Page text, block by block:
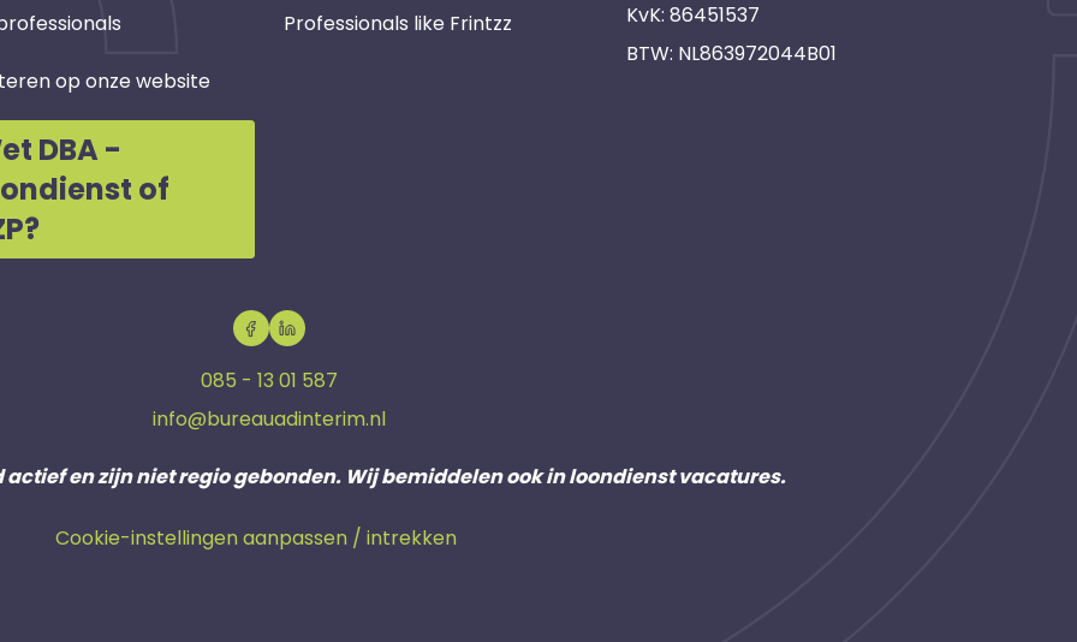
op onze website
DBA -
of
Professionals like Frintzz
KvK: 86451537
BTW: NL863972044B01
085 - 13 01 587
info@bureauadinterim.nl
actief en zijn niet regio gebonden. Wij bemiddelen ook in loondienst vacatures.
Cookie-instellingen aanpassen / intrekken